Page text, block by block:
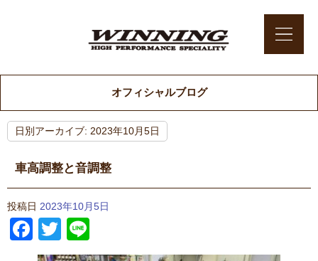
オフィシャルブログ
日別アーカイブ: 2023年10月5日
車高調整と音調整
投稿日 2023年10月5日
Facebook
Twitter